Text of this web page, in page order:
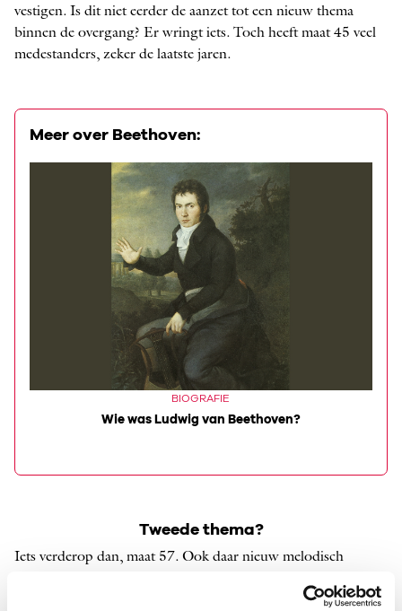
vestigen. Is dit niet eerder de aanzet tot een nieuw thema
binnen de overgang? Er wringt iets. Toch heeft maat 45 veel
medestanders, zeker de laatste jaren.
Meer over Beethoven:
BIOGRAFIE
Wie was Ludwig van Beethoven?
Tweede thema?
Iets verderop dan, maat 57. Ook daar nieuw melodisch
met name Duitse, musicologen gaven hier hun voorkeur aan,